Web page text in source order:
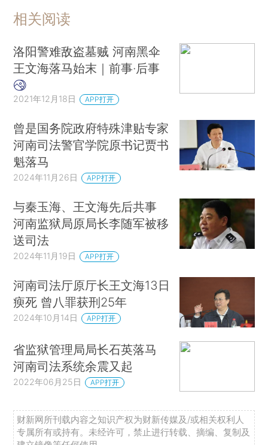
相关阅读
洛阳警难敌盗墓贼 河南黑伞
王文海落马始末｜前事·后事
2021年12月18日 APP打开
曾是国务院政府特殊津贴专家
河南司法警官学院原书记贾书
魁落马
2024年11月26日 APP打开
与秦玉海、王文海先后共事
河南监狱局原局长李随军被移
送司法
2024年11月19日 APP打开
河南司法厅原厅长王文海13日
瘐死 曾八罪获刑25年
2024年10月14日 APP打开
省监狱管理局局长石英落马
河南司法系统余震又起
2022年06月25日 APP打开
财新网所刊载内容之知识产权为财新传媒及/或相关权利人
专属所有或持有。未经许可，禁止进行转载、摘编、复制及